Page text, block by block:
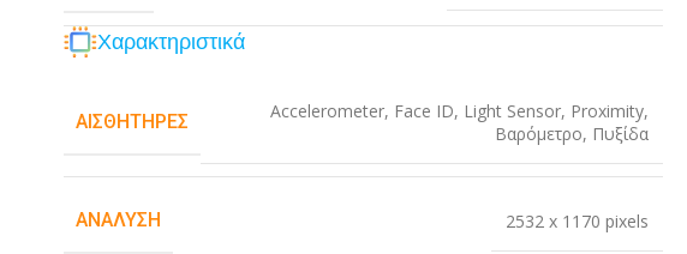
Χαρακτηριστικά
ΑΙΣΘΗΤΉΡΕΣ Accelerometer, Face ID, Light Sensor, Proximity,
Βαρόμετρο, Πυξίδα
ΑΝΆΛΥΣΗ 2532 x 1170 pixels